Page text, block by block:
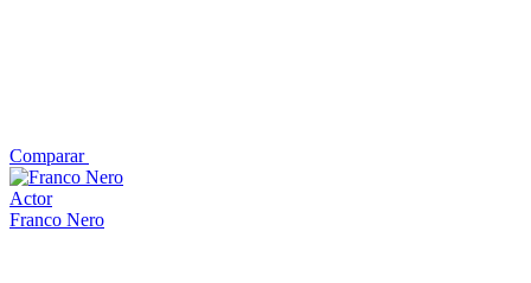
Comparar
Actor
Franco Nero